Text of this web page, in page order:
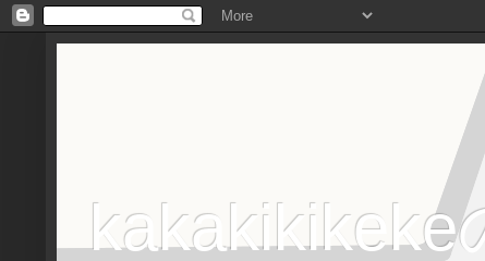
kakakikikeke